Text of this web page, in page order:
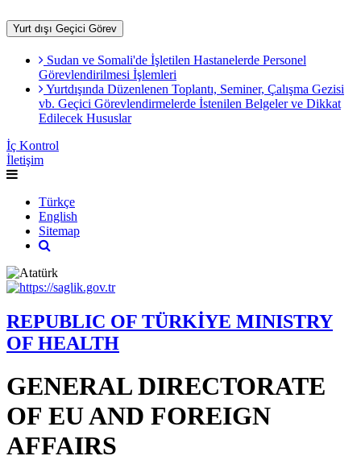
Yurt dışı Geçici Görev
Sudan ve Somali'de İşletilen Hastanelerde Personel
Görevlendirilmesi İşlemleri
Yurtdışında Düzenlenen Toplantı, Seminer, Çalışma Gezisi
vb. Geçici Görevlendirmelerde İstenilen Belgeler ve Dikkat
Edilecek Hususlar
İç Kontrol
İletişim
Türkçe
English
Sitemap
REPUBLIC OF TÜRKİYE MINISTRY
OF HEALTH
GENERAL DIRECTORATE
OF EU AND FOREIGN
AFFAIRS